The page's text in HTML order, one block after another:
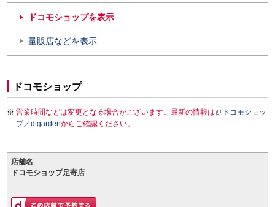
ドコモショップを表示
量販店などを表示
ドコモショップ
営業時間などは変更となる場合がございます。最新の情報は
ドコモショッ
プ／d gardenからご確認ください。
店舗名
ドコモショップ足寄店